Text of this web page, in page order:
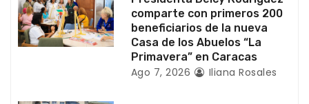
d
comparte con primeros 200
beneficiarios de la nueva
Casa de los Abuelos “La
Primavera” en Caracas
Ago 7, 2026 Iliana Rosales